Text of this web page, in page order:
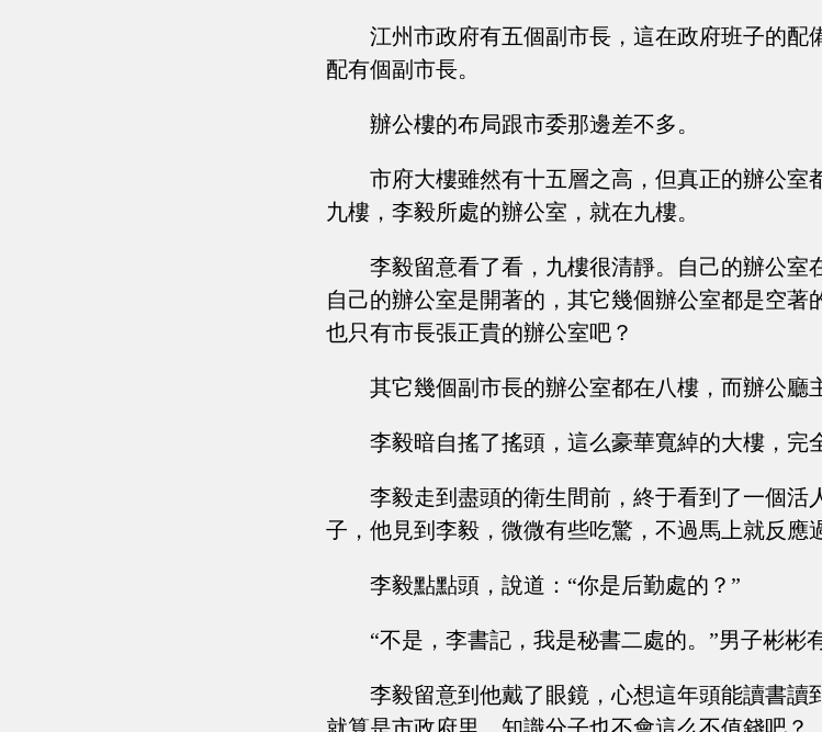
江州市政府有五個副市長，這在政府班子的配
配有個副市長。
辦公樓的布局跟市委那邊差不多。
市府大樓雖然有十五層之高，但真正的辦公室
九樓，李毅所處的辦公室，就在九樓。
李毅留意看了看，九樓很清靜。自己的辦公室
自己的辦公室是開著的，其它幾個辦公室都是空著
也只有市長張正貴的辦公室吧？
其它幾個副市長的辦公室都在八樓，而辦公廳
李毅暗自搖了搖頭，這么豪華寬綽的大樓，完
李毅走到盡頭的衛生間前，終于看到了一個活
子，他見到李毅，微微有些吃驚，不過馬上就反應
李毅點點頭，說道：“你是后勤處的？”
“不是，李書記，我是秘書二處的。”男子彬彬
李毅留意到他戴了眼鏡，心想這年頭能讀書讀